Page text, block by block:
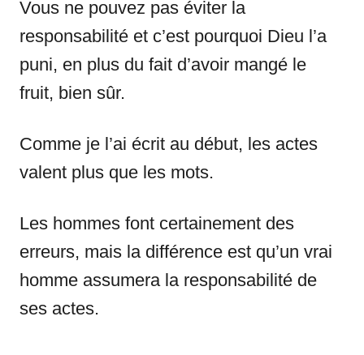
Vous ne pouvez pas éviter la
responsabilité et c’est pourquoi Dieu l’a
puni, en plus du fait d’avoir mangé le
fruit, bien sûr.
Comme je l’ai écrit au début, les actes
valent plus que les mots.
Les hommes font certainement des
erreurs, mais la différence est qu’un vrai
homme assumera la responsabilité de
ses actes.